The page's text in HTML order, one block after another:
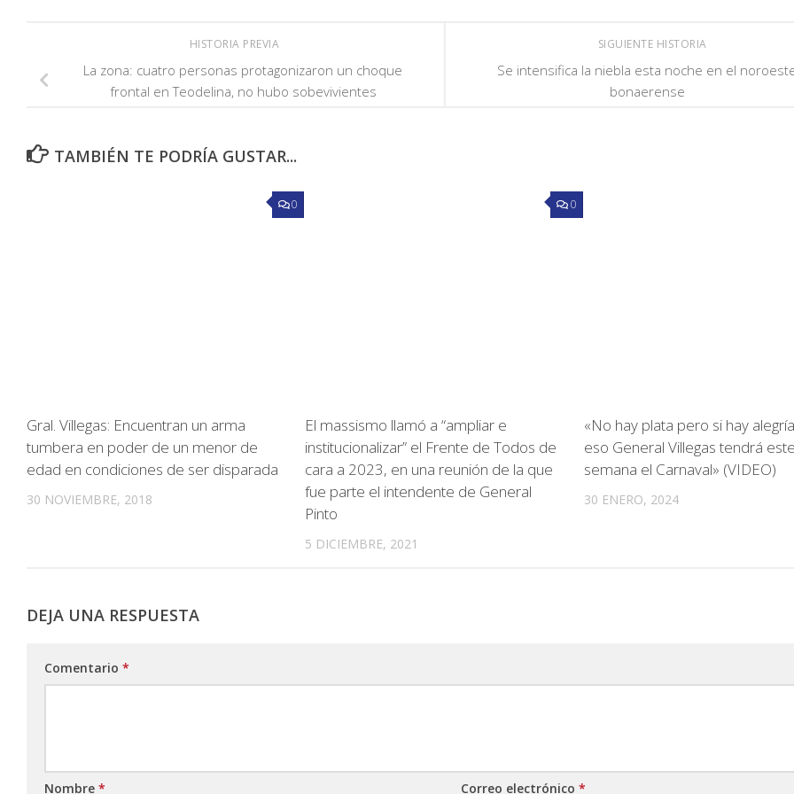
SIGUIENTE HISTORIA
Se intensifica la niebla esta noche en el
bonaerense
HISTORIA PREVIA
La zona: cuatro personas protagonizaron un choque
frontal en Teodelina, no hubo sobevivientes
TAMBIÉN TE PODRÍA GUSTAR...
0
Gral. Villegas: Encuentran un arma
tumbera en poder de un menor de
edad en condiciones de ser disparada
30 NOVIEMBRE, 2018
0
El massismo llamó a “ampliar e
institucionalizar” el Frente de Todos de
cara a 2023, en una reunión de la que
fue parte el intendente de General
Pinto
5 DICIEMBRE, 2021
«No hay plata pero si hay
eso General Villegas tendrá
semana el Carnaval» (VIDEO)
30 ENERO, 2024
DEJA UNA RESPUESTA
Comentario *
Nombre * Correo electrónico*